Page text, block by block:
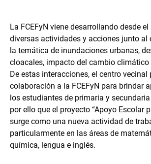
La FCEFyN viene desarrollando desde
diversas actividades y acciones junto al
la temática de inundaciones urbanas,
cloacales, impacto del cambio climático
De estas interacciones, el centro vecinal
colaboración a la FCEFyN para brindar
los estudiantes de primaria y
por ello que el proyecto “Apoyo Escolar
surge como una nueva actividad de
particularmente en las áreas de
química, lengua e inglés.